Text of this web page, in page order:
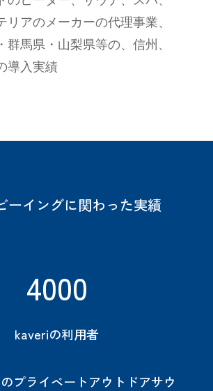
リアのメーカーの代理事業、
群馬県・山梨県等の、信州、
導入実績
ーイングに関わった実績
4000
kaveriの利用者
プライベートアウトドアサウ